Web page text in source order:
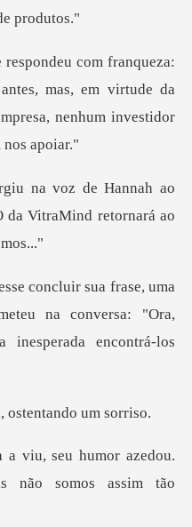
mas, em virtude da
ao
da VitraMind re
ma
na conversa: "Ora,
oste
humor azedou.